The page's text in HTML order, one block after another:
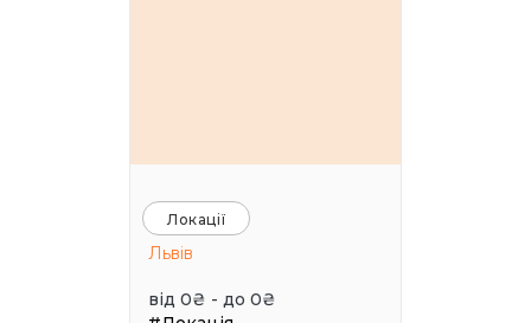
Локації
Львів
від 0₴ - до 0₴